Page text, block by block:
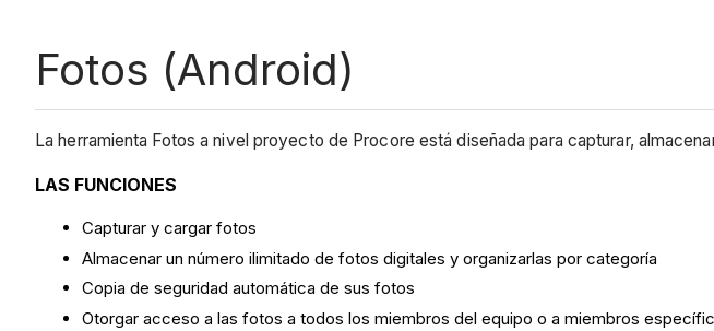
Fotos (Android)
La herramienta Fotos a nivel proyecto de Procore está diseñada para capturar,
LAS FUNCIONES
Capturar y cargar fotos
Almacenar un número ilimitado de fotos digitales y organizarlas por categoría
Copia de seguridad automática de sus fotos
Otorgar acceso a las fotos a todos los miembros del equipo o a miembros